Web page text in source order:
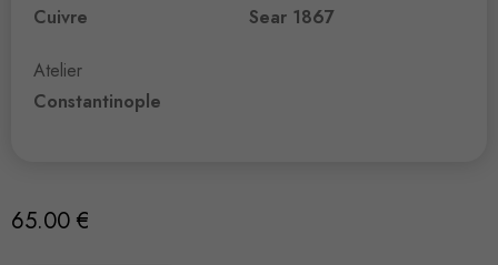
Cuivre
Atelier
Constantinople
Sear 1867
65.00 €